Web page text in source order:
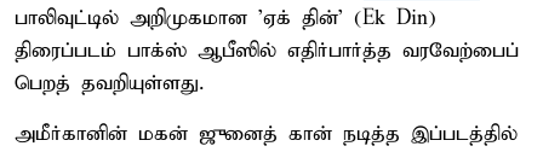
பாலிவுட்டில் அறிமுகமான 'ஏக் தின்' (Ek Din)
திரைப்படம் பாக்ஸ் ஆபீஸில் எதிர்பார்த்த வரவேற்பைப்
பெறத் தவறியுள்ளது.
அமீர்கானின் மகன் ஜுனைத் கான் நடித்த இப்படத்தில்